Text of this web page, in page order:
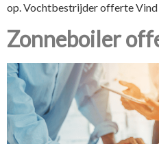
op. Vochtbestrijder offerte Vind
Zonneboiler